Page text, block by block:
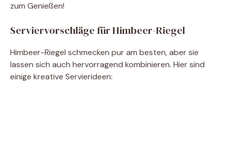
zum Genießen!
Serviervorschläge für Himbeer-Riegel
Himbeer-Riegel schmecken pur am besten, aber sie
lassen sich auch hervorragend kombinieren. Hier sind
einige kreative Servierideen: